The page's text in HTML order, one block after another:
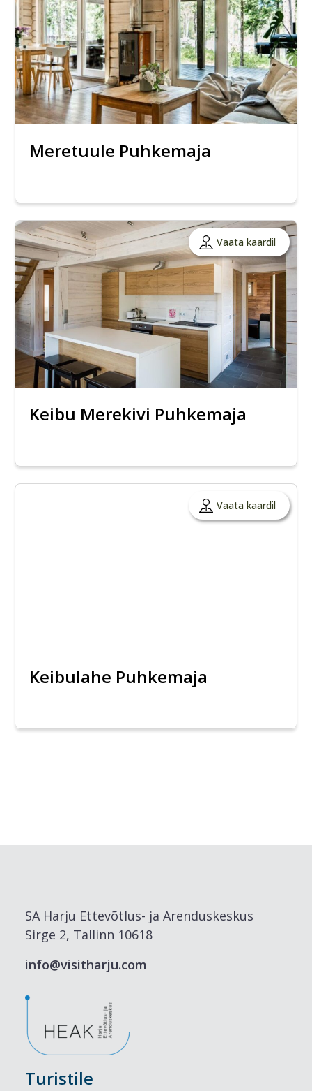
Meretuule Puhkemaja
Vaata kaardil
Keibu Merekivi Puhkemaja
Vaata kaardil
Keibulahe Puhkemaja
SA Harju Ettevõtlus- ja Arenduskeskus
Sirge 2, Tallinn 10618
info@visitharju.com
Turistile